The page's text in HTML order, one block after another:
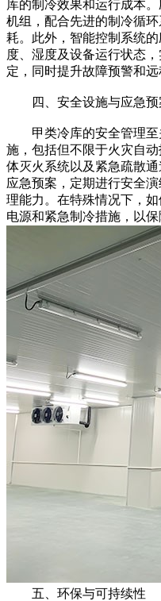
库的制冷效果和运行成本
机组，配合先进的制冷循
耗。此外，智能控制系统
度、湿度及设备运行状态
定，同时提升故障预警和远
四、安全设施与应急预
甲类冷库的安全管理至
施，包括但不限于火灾自
体灭火系统以及紧急疏散
应急预案，定期进行安全
理能力。在特殊情况下，
电源和紧急制冷措施，以保
五、环保与可持续性